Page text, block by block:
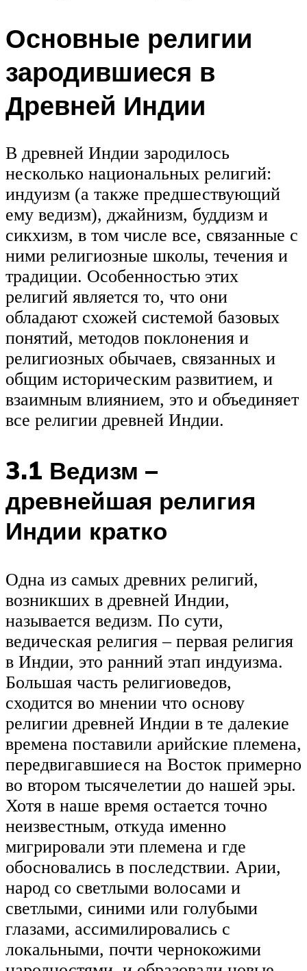
Основные религии
зародившиеся в
Древней Индии
В древней Индии зародилось
несколько национальных религий:
индуизм (а также предшествующий
ему ведизм), джайнизм, буддизм и
сикхизм, в том числе все, связанные с
ними религиозные школы, течения и
традиции. Особенностью этих
религий является то, что они
обладают схожей системой базовых
понятий, методов поклонения и
религиозных обычаев, связанных и
общим историческим развитием, и
взаимным влиянием, это и объединяет
все религии древней Индии.
3.1 Ведизм –
древнейшая религия
Индии кратко
Одна из самых древних религий,
возникших в древней Индии,
называется ведизм. По сути,
ведическая религия – первая религия
в Индии, это ранний этап индуизма.
Большая часть религиоведов,
сходится во мнении что основу
религии древней Индии в те далекие
времена поставили арийские племена,
передвигавшиеся на Восток примерно
во втором тысячелетии до нашей эры.
Хотя в наше время остается точно
неизвестным, откуда именно
мигрировали эти племена и где
обосновались в последствии. Арии,
народ со светлыми волосами и
светлыми, синими или голубыми
глазами, ассимилировались с
локальными, почти чернокожими